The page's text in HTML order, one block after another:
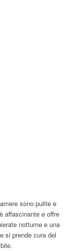
sono pulite e
affascinante e offre
notturne e una
si prende cura del